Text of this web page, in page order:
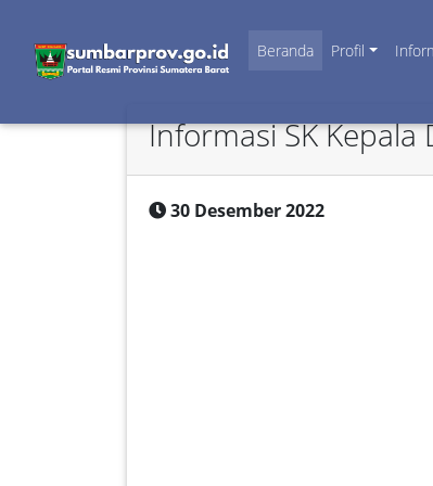
Beranda Profil
Informasi SK
30 Desember 2022